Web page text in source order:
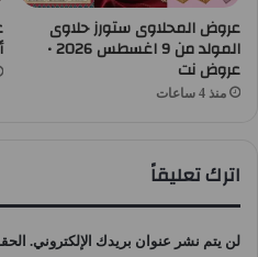
عروض المحلاوى ستورز حلاوى
المولد من 9 اغسطس 2026 •
عروض نت
منذ 4 ساعات
اترك تعليقاً
لن يتم نشر عنوان بريدك الإلكتروني.